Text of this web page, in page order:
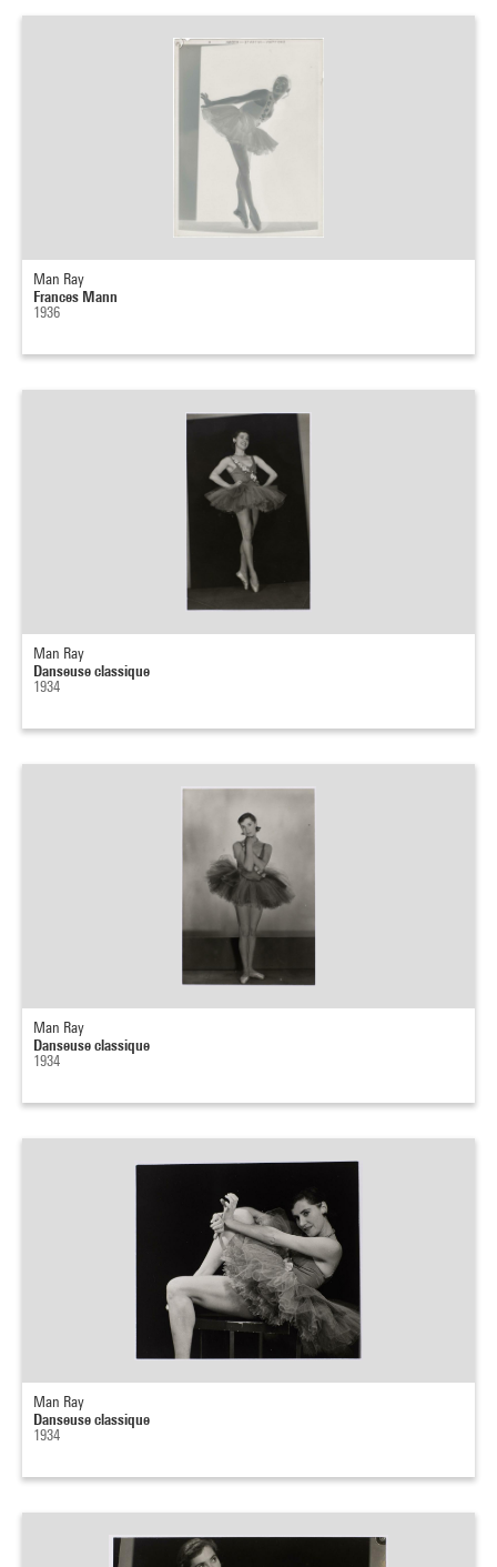
Man Ray
Frances Mann
1936
Man Ray
Danseuse classique
1934
Man Ray
Danseuse classique
1934
Man Ray
Danseuse classique
1934